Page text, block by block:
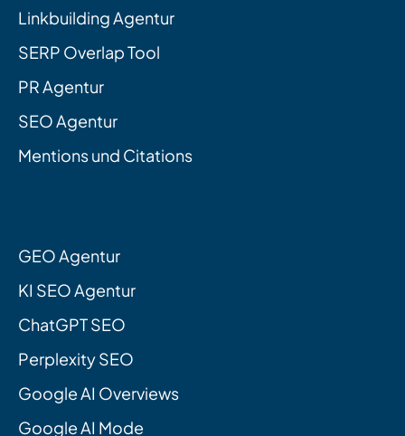
Linkbuilding Agentur
SERP Overlap Tool
PR Agentur
SEO Agentur
Mentions und Citations
GEO Agentur
KI SEO Agentur
ChatGPT SEO
Perplexity SEO
Google AI Overviews
Google AI Mode